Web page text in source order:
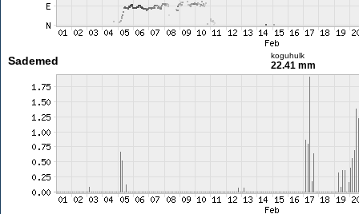
Sademed koguhulk
22.41 mm